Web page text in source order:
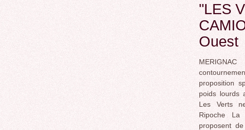
"LES
Ouest
proposition
poids lourds
Les Verts
Ripoche
proposent